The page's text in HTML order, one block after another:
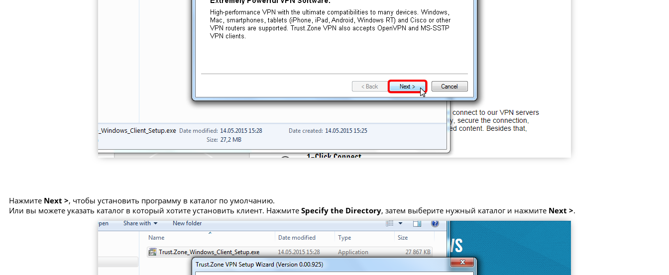
Нажмите Next >, чтобы установить программу в каталог по умолчанию.
Или вы можете указать каталог в который хотите установить клиент. НажмитеSpecify the Directory, затем выберите нужный каталог и нажмите Next >.